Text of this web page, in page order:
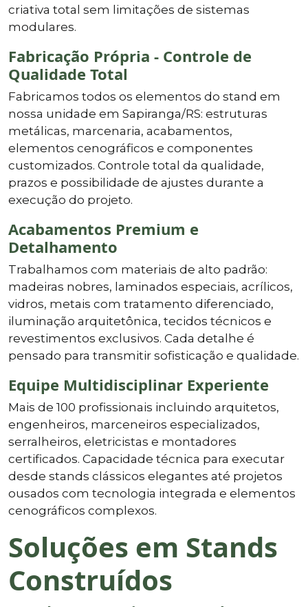
criativa total sem limitações de sistemas
modulares.
Fabricação Própria - Controle de
Qualidade Total
Fabricamos todos os elementos do stand em
nossa unidade em Sapiranga/RS: estruturas
metálicas, marcenaria, acabamentos,
elementos cenográficos e componentes
customizados. Controle total da qualidade,
prazos e possibilidade de ajustes durante a
execução do projeto.
Acabamentos Premium e
Detalhamento
Trabalhamos com materiais de alto padrão:
madeiras nobres, laminados especiais, acrílicos,
vidros, metais com tratamento diferenciado,
iluminação arquitetônica, tecidos técnicos e
revestimentos exclusivos. Cada detalhe é
pensado para transmitir sofisticação e qualidade.
Equipe Multidisciplinar Experiente
Mais de 100 profissionais incluindo arquitetos,
engenheiros, marceneiros especializados,
serralheiros, eletricistas e montadores
certificados. Capacidade técnica para executar
desde stands clássicos elegantes até projetos
ousados com tecnologia integrada e elementos
cenográficos complexos.
Soluções em Stands
Construídos